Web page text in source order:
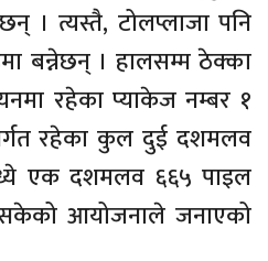
। त्यस्तै, टोलप्लाजा पनि
बन्नेछन् । हालसम्म ठेक्का
रहेका प्याकेज नम्बर १
रहेका कुल दुई दशमलव
एक दशमलव ६६५ पाइल
आयोजनाले जनाएको